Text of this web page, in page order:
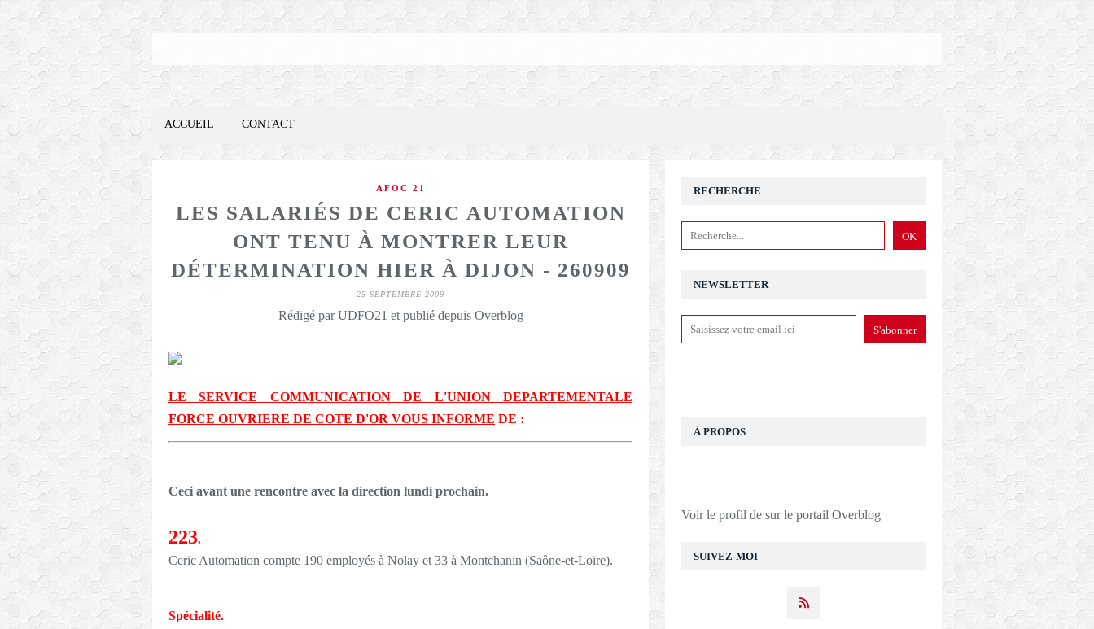
ACCUEIL CONTACT
AFOC 21
LES SALARIÉS DE CERIC AUTOMATION
ONT TENU À MONTRER LEUR
DÉTERMINATION HIER À DIJON - 260909
25 SEPTEMBRE 2009
Rédigé par UDFO21 et publié depuis Overblog
LE SERVICE COMMUNICATION DE L'UNION DEPARTEMENTALE
FORCE OUVRIERE DE COTE D'OR VOUS INFORME DE :
Ceci avant une rencontre avec la direction lundi prochain.
223.
Ceric Automation compte 190 employés à Nolay et 33 à Montchanin (Saône-et-Loire).
Spécialité.
NEWSLETTER
SUIVEZ-MOI
RECHERCHE
À PROPOS
Voir le profil de sur le portail Overblog